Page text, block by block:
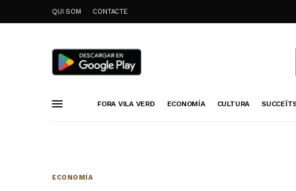
QUI SOM CONTACTE
FORA VILA VERD ECONOMÍA CULTURA
ECONOMÍA